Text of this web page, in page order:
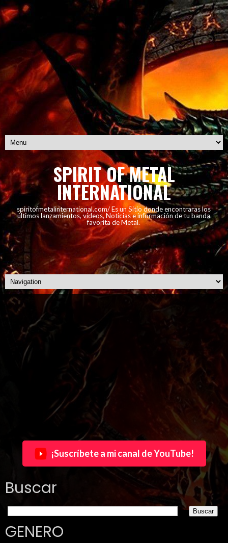
SPIRIT OF METAL
INTERNATIONAL
spiritofmetalinternational.com/ Es un Sitio donde encontraras los
últimos lanzamientos, vídeos, Noticias e información de tu banda
favorita de Metal.
¡Suscríbete a mi canal de YouTube!
Buscar
GENERO